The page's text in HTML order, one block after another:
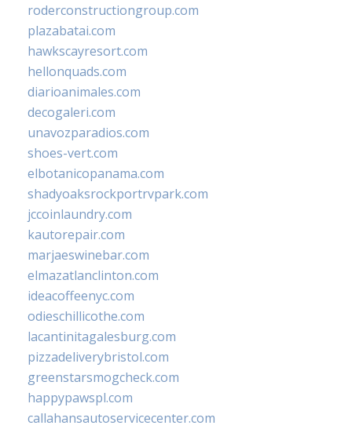
roderconstructiongroup.com
plazabatai.com
hawkscayresort.com
hellonquads.com
diarioanimales.com
decogaleri.com
unavozparadios.com
shoes-vert.com
elbotanicopanama.com
shadyoaksrockportrvpark.com
jccoinlaundry.com
kautorepair.com
marjaeswinebar.com
elmazatlanclinton.com
ideacoffeenyc.com
odieschillicothe.com
lacantinitagalesburg.com
pizzadeliverybristol.com
greenstarsmogcheck.com
happypawspl.com
callahansautoservicecenter.com